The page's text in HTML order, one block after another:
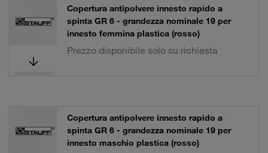
Copertura antipolvere innesto rapido a
spinta GR 6 - grandezza nominale 19 per
innesto femmina plastica (rosso)
Prezzo disponibile solo su richiesta
Copertura antipolvere innesto rapido a
spinta GR 6 - grandezza nominale 19 per
innesto maschio plastica (rosso)